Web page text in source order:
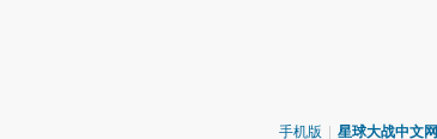
手机版 星球大战中文网